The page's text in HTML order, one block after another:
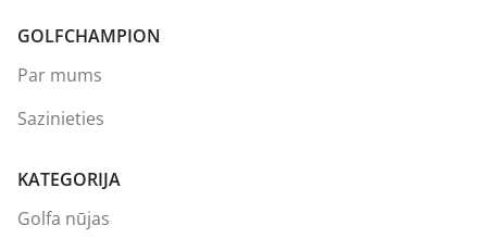
GOLFCHAMPION
Par mums
Sazinieties
KATEGORIJA
Golfa nūjas